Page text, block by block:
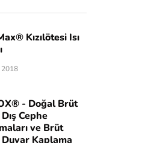
Kızılötesi Isı
- Doğal Brüt
Cephe
ve Brüt
Kaplama